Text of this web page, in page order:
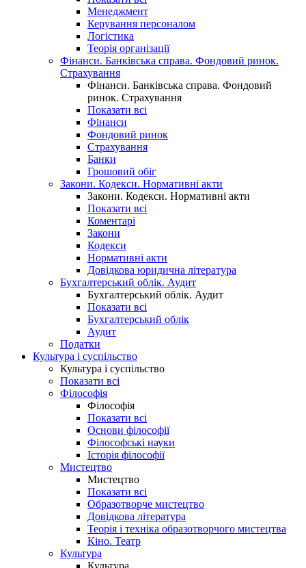
Менеджмент
Керування персоналом
Логістика
Теорія організації
Фінанси. Банківська справа. Фондовий ринок.
Страхування
Фінанси. Банківська справа. Фондовий
ринок. Страхування
Показати всі
Фінанси
Фондовий ринок
Страхування
Банки
Грошовий обіг
Закони. Кодекси. Нормативні акти
Закони. Кодекси. Нормативні акти
Показати всі
Коментарі
Закони
Кодекси
Нормативні акти
Довідкова юридична література
Бухгалтерський облік. Аудит
Бухгалтерський облік. Аудит
Показати всі
Бухгалтерський облік
Аудит
Податки
Культура і суспільство
Культура і суспільство
Показати всі
Філософія
Філософія
Показати всі
Основи філософії
Філософські науки
Історія філософії
Мистецтво
Мистецтво
Показати всі
Образотворче мистецтво
Довідкова література
Теорія і техніка образотворчого мистецтва
Кіно. Театр
Культура
Культура